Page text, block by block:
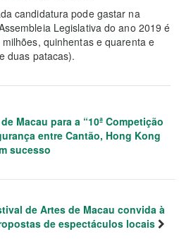
candidatura pode gastar na
Legislativa do ano 2019 é
quinhentas e quarenta e
duas patacas).
Macau para a “10ª Competição
entre Cantão, Hong Kong
sucesso
de Artes de Macau convida à
de espectáculos locais